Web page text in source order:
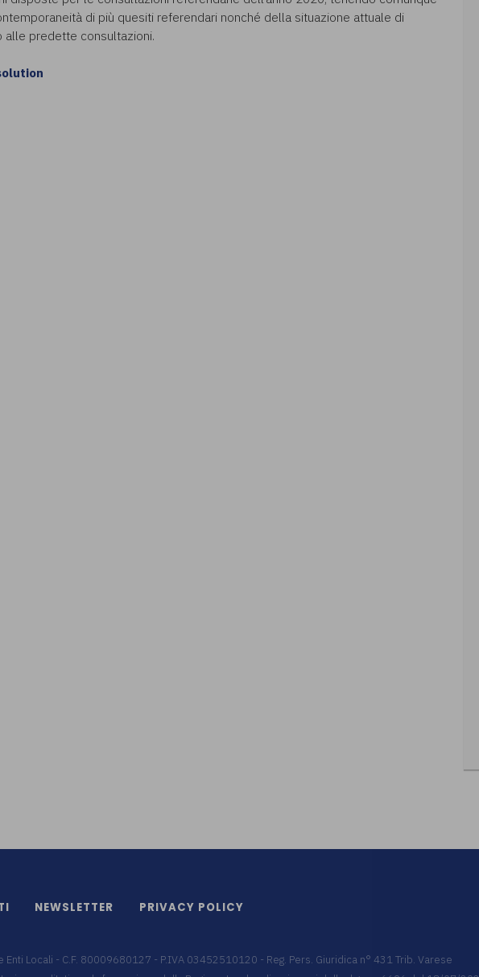
di più quesiti referendari nonché della situazione attuale di
predette consultazioni.
NEWSLETTER PRIVACY POLICY
Enti Locali - C.F. 80009680127 - P.IVA 03452510120 - Reg. Pers. Giuridica n° 431 Trib. Varese